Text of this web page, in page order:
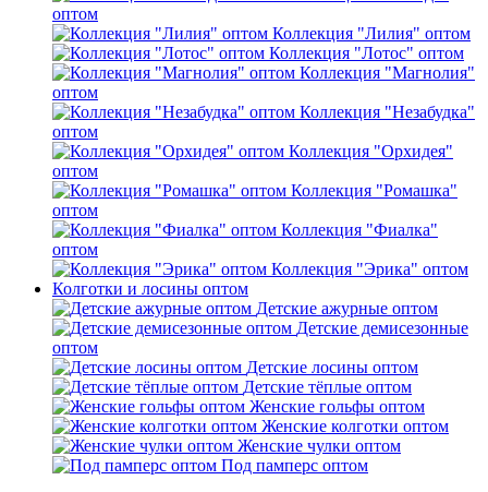
оптом
Коллекция "Лилия" оптом
Коллекция "Лотос" оптом
Коллекция "Магнолия"
оптом
Коллекция "Незабудка"
оптом
Коллекция "Орхидея"
оптом
Коллекция "Ромашка"
оптом
Коллекция "Фиалка"
оптом
Коллекция "Эрика" оптом
Колготки и лосины оптом
Детские ажурные оптом
Детские демисезонные
оптом
Детские лосины оптом
Детские тёплые оптом
Женские гольфы оптом
Женские колготки оптом
Женские чулки оптом
Под памперс оптом